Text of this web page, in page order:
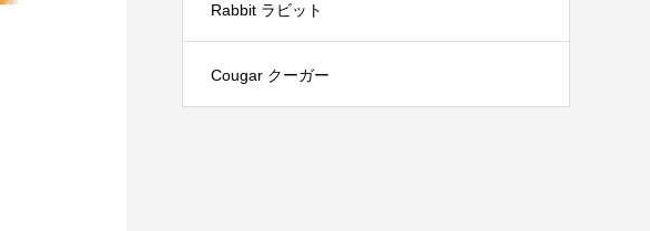
Rabbit ラビット
Cougar クーガー